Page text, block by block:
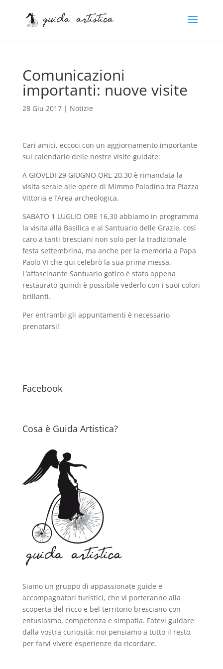
Comunicazioni
importanti: nuove visite
28 Giu 2017| Notizie
Cari amici, eccoci con un aggiornamento importante
sul calendario delle nostre visite guidate:
A GIOVEDI 29 GIUGNO ORE 20,30 è rimandata la
visita serale alle opere di Mimmo Paladino tra Piazza
Vittoria e l’Area archeologica.
SABATO 1 LUGLIO ORE 16,30 abbiamo in programma
la visita alla Basilica e al Santuario delle Grazie, così
caro a tanti bresciani non solo per la tradizionale
festa settembrina, ma anche per la memoria a Papa
Paolo VI che qui celebrò la sua prima messa.
L’affascinante Santuario gotico è stato appena
restaurato quindi è possibile vederlo con i suoi colori
brillanti.
Per entrambi gli appuntamenti è necessario
prenotarsi!
Facebook
Cosa è Guida Artistica?
Siamo un gruppo di appassionate guide e
accompagnatori turistici, che vi porteranno alla
scoperta del ricco e bel territorio bresciano con
entusiasmo, competenza e simpatia. Fatevi guidare
dalla vostra curiosità: noi pensiamo a tutto il resto,
per farvi vivere esperienze da ricordare.